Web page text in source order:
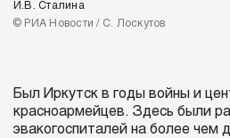
И.В. Сталина
© РИА Новости / С. Лоскутов
Был Иркутск в годы войны и
красноармейцев. Здесь были
эвакогоспиталей на более чем